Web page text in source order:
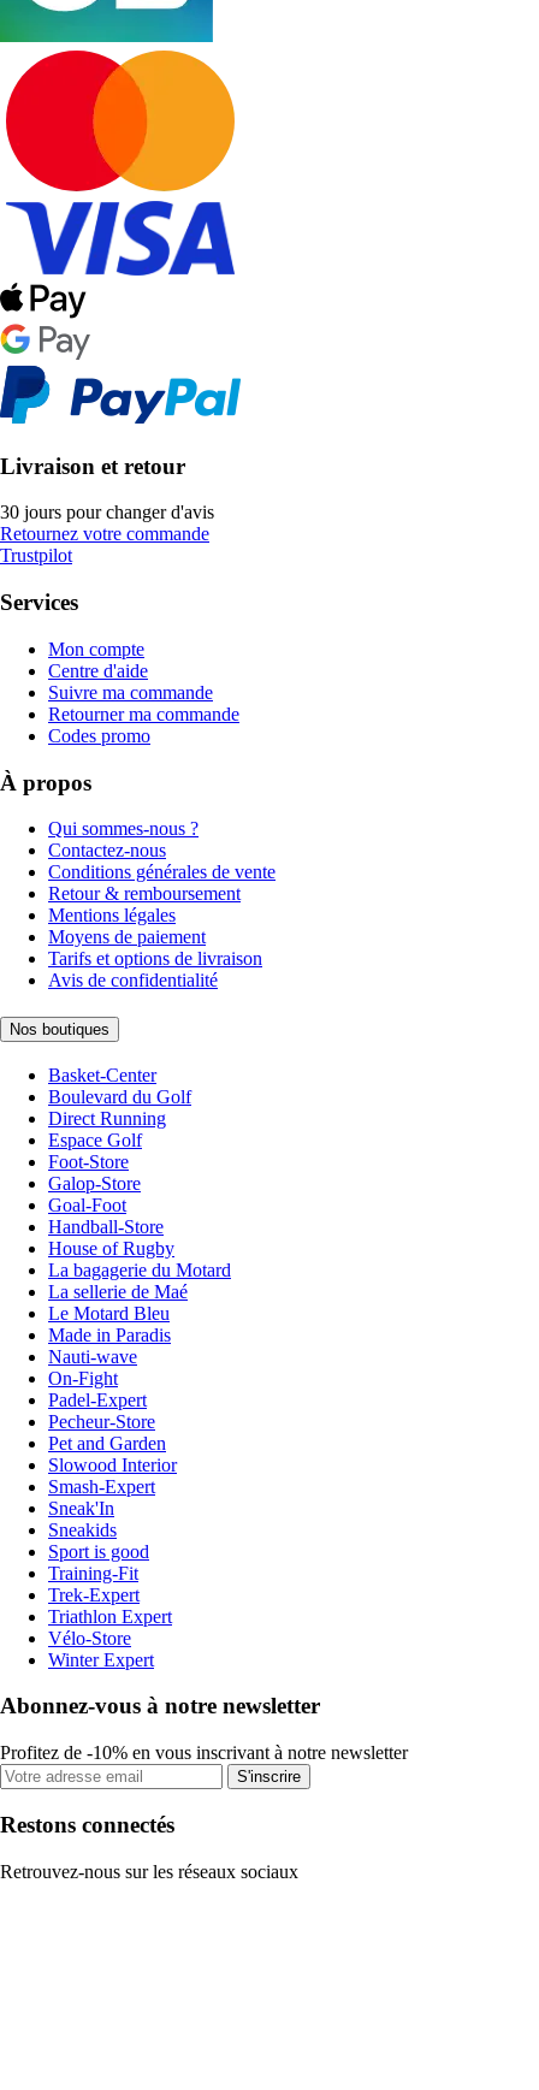
Livraison et retour
30 jours pour changer d'avis
Retournez votre commande
Trustpilot
Services
Mon compte
Centre d'aide
Suivre ma commande
Retourner ma commande
Codes promo
À propos
Qui sommes-nous ?
Contactez-nous
Conditions générales de vente
Retour & remboursement
Mentions légales
Moyens de paiement
Tarifs et options de livraison
Avis de confidentialité
Nos boutiques
Basket-Center
Boulevard du Golf
Direct Running
Espace Golf
Foot-Store
Galop-Store
Goal-Foot
Handball-Store
House of Rugby
La bagagerie du Motard
La sellerie de Maé
Le Motard Bleu
Made in Paradis
Nauti-wave
On-Fight
Padel-Expert
Pecheur-Store
Pet and Garden
Slowood Interior
Smash-Expert
Sneak'In
Sneakids
Sport is good
Training-Fit
Trek-Expert
Triathlon Expert
Vélo-Store
Winter Expert
Abonnez-vous à notre newsletter
Profitez de -10% en vous inscrivant à notre newsletter
S'inscrire
Restons connectés
Retrouvez-nous sur les réseaux sociaux